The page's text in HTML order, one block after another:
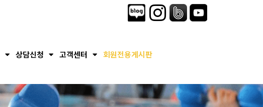
상담신청 고객센터 회원전용게시판